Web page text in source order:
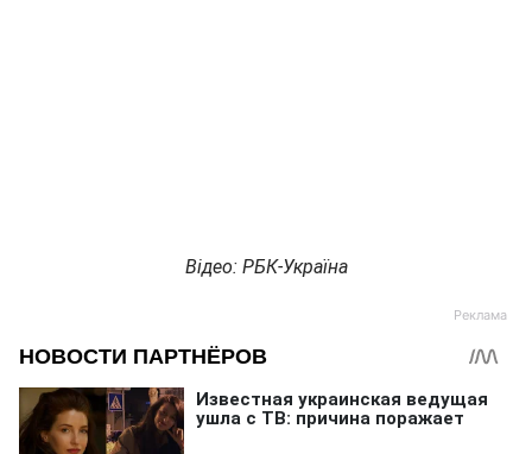
Відео: РБК-Україна